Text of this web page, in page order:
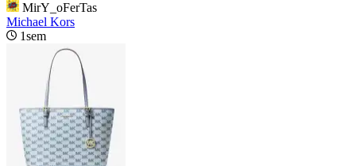
MirY_oFerTas
Michael Kors
1sem